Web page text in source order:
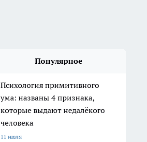
Популярное
Психология примитивного
ума: названы 4 признака,
которые выдают недалёкого
человека
11 июля